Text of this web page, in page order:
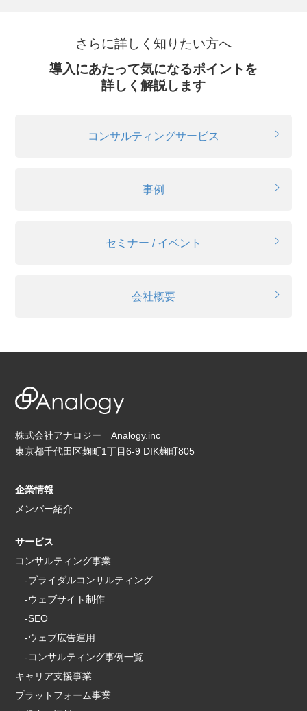
さらに詳しく知りたい方へ
導入にあたって気になるポイントを
詳しく解説します
コンサルティングサービス
事例
セミナー / イベント
会社概要
株式会社アナロジー Analogy.inc
東京都千代田区麹町1丁目6-9 DIK麹町805
企業情報
メンバー紹介
サービス
コンサルティング事業
-ブライダルコンサルティング
-ウェブサイト制作
-SEO
-ウェブ広告運用
-コンサルティング事例一覧
キャリア支援事業
プラットフォーム事業